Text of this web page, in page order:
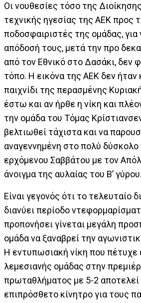
Οι νουθεσίες τόσο της
τεχνικής ηγεσίας της ΑΕΚ προς
ποδοσφαιριστές της ομάδας,
απόδοσή τους, μετά την προ
από τον Εθνικό στο Δασάκι, δεν
τόπο. Η εικόνα της ΑΕΚ δεν ήταν
παιχνίδι της περασμένης
έστω και αν ήρθε η νίκη και
την ομάδα του Τόμας
βελτιωθεί τάχιστα και να
αναγεννημένη στο πολύ δύσκολο
ερχόμενου Σαββάτου με τον
άνοιγμα της αυλαίας του Β’ γύρου.
Είναι γεγονός ότι το τελευταίο
διανύει περίοδο
προπονήσει γίνεται μεγάλη
ομάδα να ξαναβρεί την
Η εντυπωσιακή νίκη που πέτυχε
λεμεσιανής ομάδας στην
πρωταθλήματος με 5-2 αποτελεί
επιπρόσθετο κίνητρο για τους